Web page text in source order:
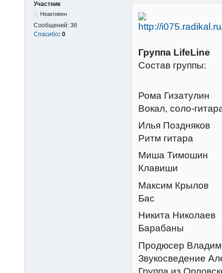
Участник
Неактивен
Сообщений: 36
Спасибо: 0
Группа LifeLine
Состав группы:
Рома Гизатулин
Вокал, соло-
Илья Поздняков
Ритм гитара
Миша Тимошин
Клавиши
Максим Крылов
Бас
Никита Николаев
Барабаны
Продюсер
Звукосведение